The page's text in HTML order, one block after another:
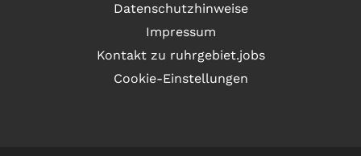
Datenschutzhinweise
Impressum
Kontakt zu ruhrgebiet.jobs
Cookie-Einstellungen